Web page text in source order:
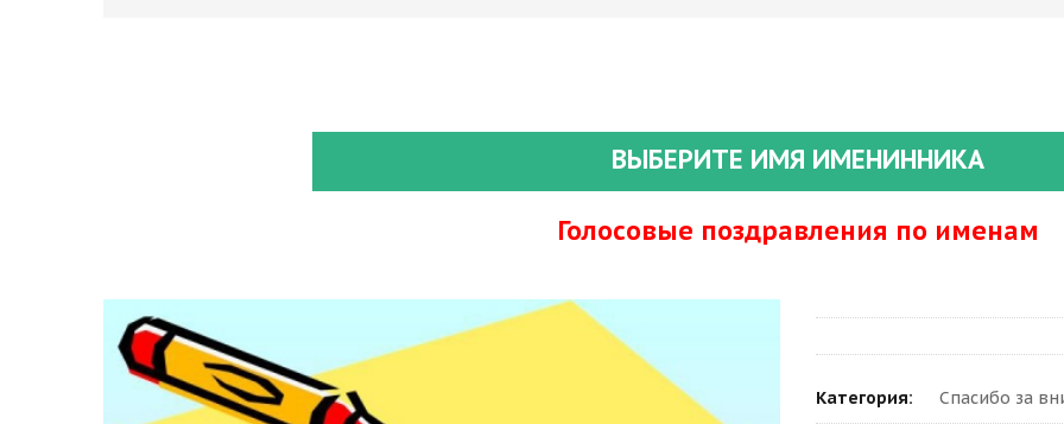
ВЫБЕРИТЕ ИМЯ ИМЕНИННИКА
Голосовые поздравления по именам
Категория: Спасибо за